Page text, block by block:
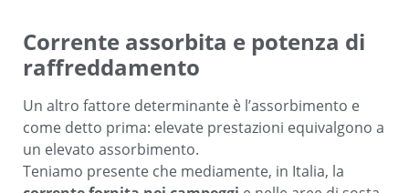
Corrente assorbita e potenza di
raffreddamento
Un altro fattore determinante è l’assorbimento e
come detto prima: elevate prestazioni equivalgono a
un elevato assorbimento.
Teniamo presente che mediamente, in Italia, la